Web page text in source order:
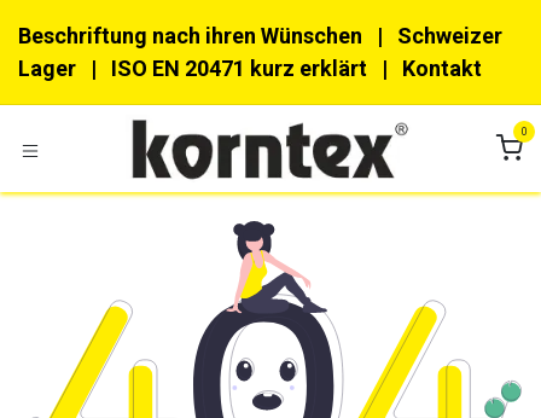
Beschriftung nach ihren Wünschen | Schweizer
Lager | ISO EN 20471 kurz erklärt | Kon​​takt
0